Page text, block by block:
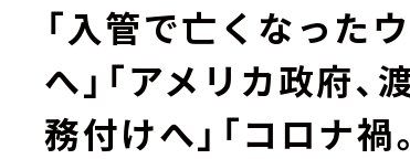
「入管で亡くなった
へ」「アメリカ政府
務付けへ」「コロナ